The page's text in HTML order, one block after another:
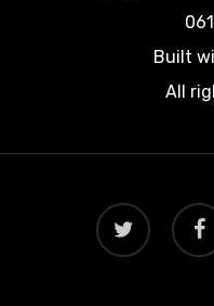
Built
All
twitter